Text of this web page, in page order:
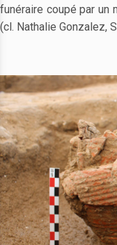
funéraire coupé par un
(cl. Nathalie Gonzalez,